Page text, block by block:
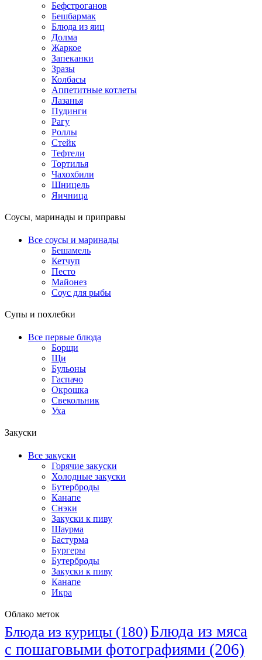
Бефстроганов
Бешбармак
Блюда из яиц
Долма
Жаркое
Запеканки
Зразы
Колбасы
Аппетитные котлеты
Лазанья
Пудинги
Рагу
Роллы
Стейк
Тефтели
Тортилья
Чахохбили
Шницель
Яичница
Соусы, маринады и приправы
Все соусы и маринады
Бешамель
Кетчуп
Песто
Майонез
Соус для рыбы
Супы и похлебки
Все первые блюда
Борщи
Щи
Бульоны
Гаспачо
Окрошка
Свекольник
Уха
Закуски
Все закуски
Горячие закуски
Холодные закуски
Бутерброды
Канапе
Снэки
Закуски к пиву
Шаурма
Бастурма
Бургеры
Бутерброды
Закуски к пиву
Канапе
Икра
Облако меток
Блюда из курицы (180)Блюда из мяса
с пошаговыми фотографиями (206)